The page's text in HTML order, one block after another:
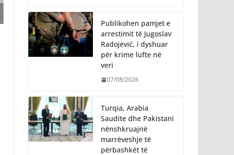
Publikohen pamjet e
arrestimit të Jugoslav
Radojević, i dyshuar
për krime lufte në
veri
07/08/2026
Turqia, Arabia
Saudite dhe Pakistani
nënshkruajnë
marrëveshje të
përbashkët të